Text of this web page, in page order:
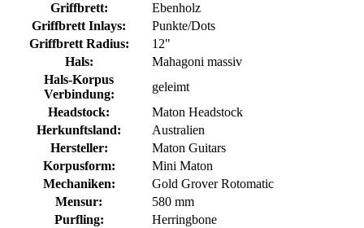
Griffbrett:
Ebenholz
Griffbrett Inlays:
Punkte/Dots
Griffbrett Radius:
12"
Hals:
Mahagoni massiv
Hals-Korpus
Verbindung:
geleimt
Headstock:
Maton Headstock
Herkunftsland:
Australien
Hersteller:
Maton Guitars
Korpusform:
Mini Maton
Mechaniken:
Gold Grover Rotomatic
Mensur:
580 mm
Purfling:
Herringbone